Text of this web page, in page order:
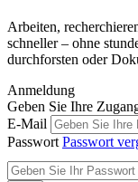
Arbeiten,
schneller – ohne
durchforsten oder
Anmeldung
Geben Sie Ihre
E-Mail
Passwort Passwort